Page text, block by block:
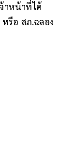
าหน้าที่ได้
รือ สภ.ฉลอง